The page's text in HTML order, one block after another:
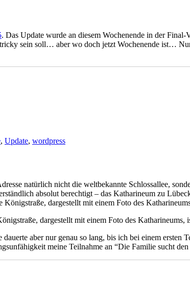
. Das Update wurde an diesem Wochenende in der
sein soll… aber wo doch jetzt Wochenende ist…
, Update, wordpress
natürlich nicht die weltbekannte Schlossallee,
absolut berechtigt – das Katharineum zu
dargestellt mit einem Foto des Katharineums,
aber nur genau so lang, bis ich bei einem
meine Teilnahme an “Die Familie sucht